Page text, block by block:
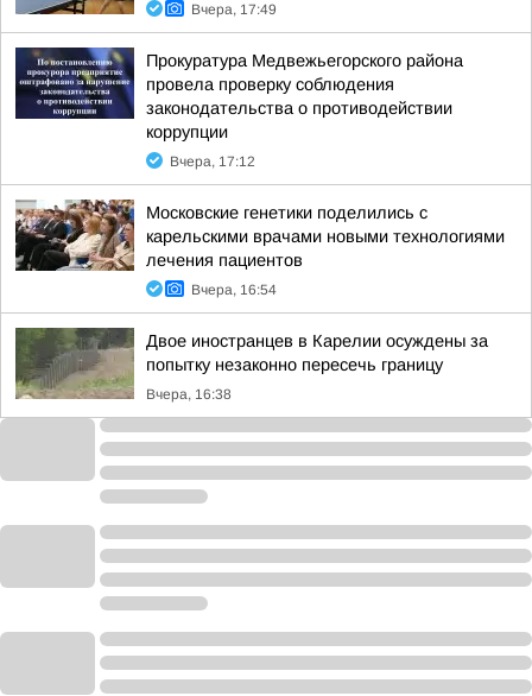
Вчера, 17:49
Прокуратура Медвежьегорского района
провела проверку соблюдения
законодательства о противодействии
коррупции
Вчера, 17:12
Московские генетики поделились с
карельскими врачами новыми технологиями
лечения пациентов
Вчера, 16:54
Двое иностранцев в Карелии осуждены за
попытку незаконно пересечь границу
Вчера, 16:38